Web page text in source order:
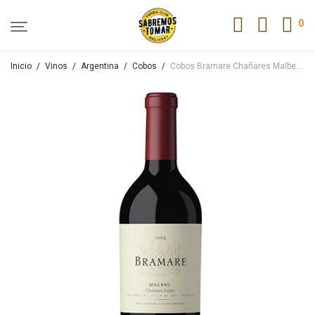
0
Inicio / Vinos / Argentina / Cobos / Cobos Bramare Chañares Malbec 750ml